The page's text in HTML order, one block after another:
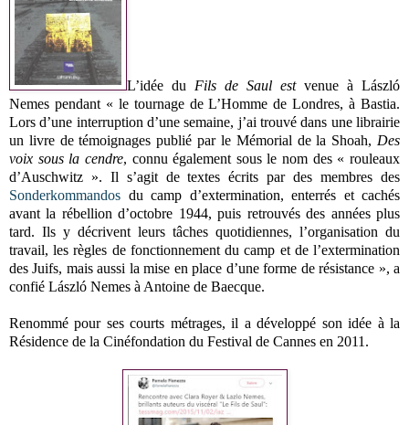
L’idée du Fils de Saul estvenue à László
Nemes pendant « le tournage de L’Homme de Londres, à Bastia.
Lors d’une interruption d’une semaine, j’ai trouvé dans une librairie
un livre de témoignages publié par le Mémorial de la Shoah, Des
voix sous la cendre, connu également sous le nom des « rouleaux
d’Auschwitz ». Il s’agit de textes écrits par des membres des
Sonderkommandos du camp d’extermination, enterrés et cachés
avant la rébellion d’octobre 1944, puis retrouvés des années plus
tard. Ils y décrivent leurs tâches quotidiennes, l’organisation du
travail, les règles de fonctionnement du camp et de l’extermination
des Juifs, mais aussi la mise en place d’une forme de résistance », a
confié László Nemes à Antoine de Baecque.
Renommé pour ses courts métrages, il a développé son idée à la
Résidence de la Cinéfondation du Festival de Cannes en 2011.